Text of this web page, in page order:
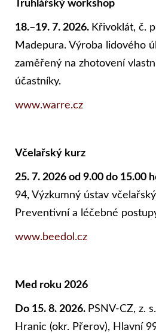
Truhlářský workshop
18.–19. 7. 2026. Křivoklát, č.
Madepura. Výroba lidového
zaměřený na zhotovení
účastníky.
www.warre.cz
Včelařský kurz
25. 7. 2026 od 9.00 do 15.00
94, Výzkumný ústav
Preventivní a léčebné
www.beedol.cz
Med roku 2026
Do 15. 8. 2026. PSNV-CZ, z.
Hranic (okr. Přerov), Hlavní